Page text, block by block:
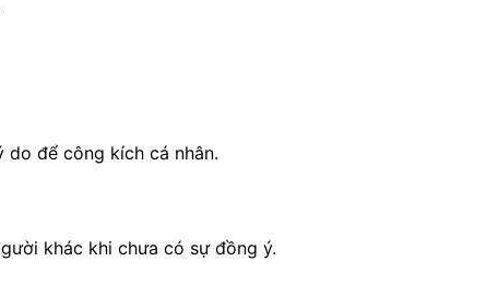
để công kích cá nhân.
khác khi chưa có sự đồng ý.